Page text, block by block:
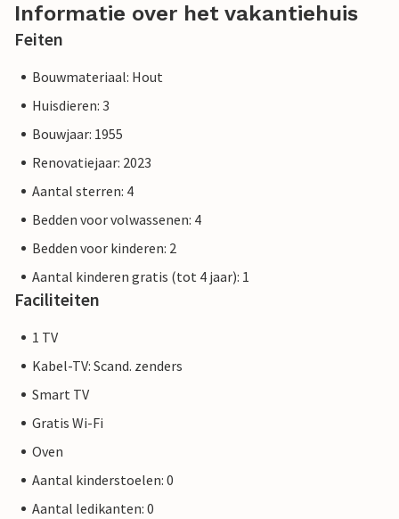
Informatie over het vakantiehuis
Feiten
Bouwmateriaal: Hout
Huisdieren: 3
Bouwjaar: 1955
Renovatiejaar: 2023
Aantal sterren: 4
Bedden voor volwassenen: 4
Bedden voor kinderen: 2
Aantal kinderen gratis (tot 4 jaar): 1
Faciliteiten
1 TV
Kabel-TV: Scand. zenders
Smart TV
Gratis Wi-Fi
Oven
Aantal kinderstoelen: 0
Aantal ledikanten: 0